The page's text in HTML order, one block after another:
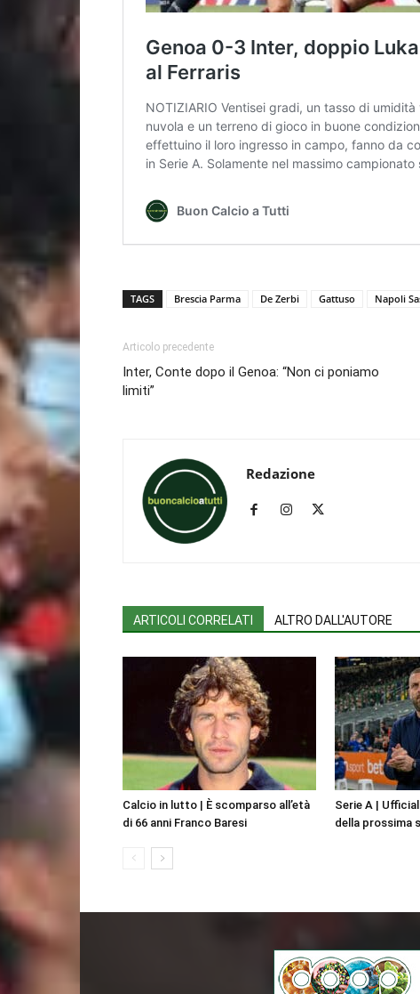
TAGS Brescia Parma De Zerbi Gattuso Napoli
Articolo precedente
Inter, Conte dopo il Genoa: “Non ci poniamo
limiti”
Redazione
ARTICOLI CORRELATI ALTRO DALL'AUTORE
Calcio in lutto | È scomparso all’età
di 66 anni Franco Baresi
Serie A |
della prossima